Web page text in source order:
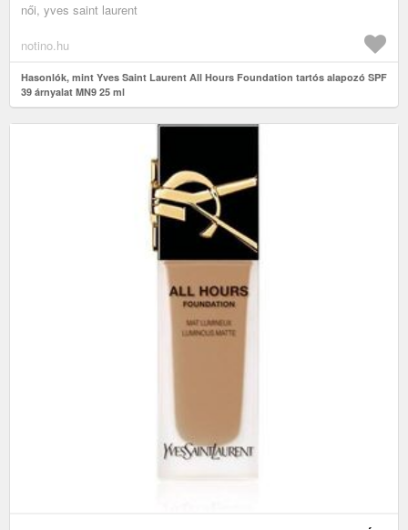
női, yves saint laurent
notino.hu
Hasonlók, mint Yves Saint Laurent All Hours Foundation tartós alapozó SPF
39 árnyalat MN9 25 ml